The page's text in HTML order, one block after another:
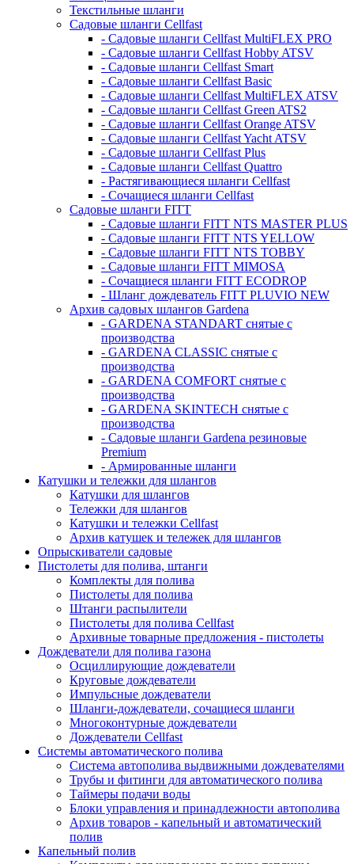
Текстильные шланги
Садовые шланги Cellfast
- Садовые шланги Cellfast MultiFLEX PRO
- Садовые шланги Cellfast Hobby ATSV
- Садовые шланги Cellfast Smart
- Садовые шланги Cellfast Basic
- Садовые шланги Cellfast MultiFLEX ATSV
- Садовые шланги Cellfast Green ATS2
- Садовые шланги Cellfast Orange ATSV
- Садовые шланги Cellfast Yacht ATSV
- Садовые шланги Cellfast Plus
- Садовые шланги Cellfast Quattro
- Растягивающиеся шланги Cellfast
- Сочащиеся шланги Cellfast
Садовые шланги FITT
- Садовые шланги FITT NTS MASTER PLUS
- Садовые шланги FITT NTS YELLOW
- Садовые шланги FITT NTS TOBBY
- Садовые шланги FITT MIMOSA
- Сочащиеся шланги FITT ECODROP
- Шланг дождеватель FITT PLUVIO NEW
Архив садовых шлангов Gardena
- GARDENA STANDART снятые с
производства
- GARDENA CLASSIC снятые с
производства
- GARDENA COMFORT снятые с
производства
- GARDENA SKINTECH снятые с
производства
- Садовые шланги Gardena резиновые
Premium
- Армированные шланги
Катушки и тележки для шлангов
Катушки для шлангов
Тележки для шлангов
Катушки и тележки Cellfast
Архив катушек и тележек для шлангов
Опрыскиватели садовые
Пистолеты для полива, штанги
Комплекты для полива
Пистолеты для полива
Штанги распылители
Пистолеты для полива Cellfast
Архивные товарные предложения - пистолеты
Дождеватели для полива газона
Осциллирующие дождеватели
Круговые дождеватели
Импульсные дождеватели
Шланги-дождеватели, сочащиеся шланги
Многоконтурные дождеватели
Дождеватели Cellfast
Системы автоматического полива
Система автополива выдвижными дождевателями
Трубы и фитинги для автоматического полива
Таймеры подачи воды
Блоки управления и принадлежности автополива
Архив товаров - капельный и автоматический
полив
Капельный полив